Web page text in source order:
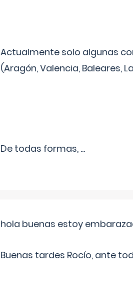
Actualmente solo algunas
(Aragón, Valencia, Baleares,
De todas formas, ...
hola buenas estoy
Buenas tardes Rocío, ante